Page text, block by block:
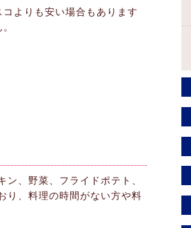
よりも安い場合もあります
、野菜、フライドポテト、
り、料理の時間がない方や料